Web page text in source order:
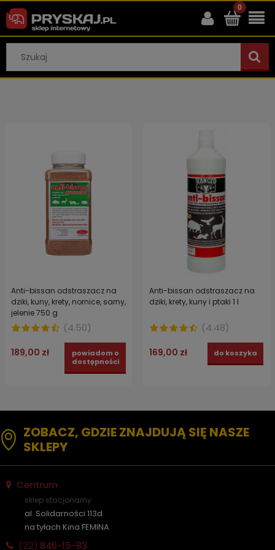
Anti-bissan odstraszacz na
dziki, kuny, krety, nornice, sarny,
jelenie 750 g
(4.50)
189,00 zł
powiadom o
dostępności
Anti-bissan odstraszacz na
dziki, krety, kuny i ptaki 1 l
(4.48)
169,00 zł do koszyka
ZOBACZ, GDZIE ZNAJDUJĄ SIĘ NASZE
SKLEPY
Centrum
sklep stacjonarny
al. Solidarności 113d
na tyłach Kina FEMINA
(22) 846-15-83